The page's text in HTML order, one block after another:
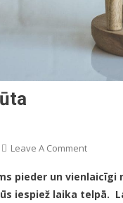
Leave A CommentOn
Ir
Tava
pieder un
iespiež laika telpā.